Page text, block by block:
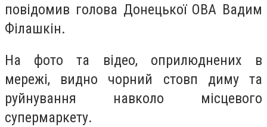
повідомив голова Донецької ОВА Вадим
Філашкін.
На фото та відео, оприлюднених в
мережі, видно чорний стовп диму та
руйнування навколо місцевого
супермаркету.